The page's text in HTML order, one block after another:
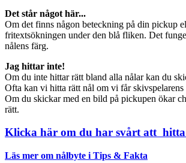
Det står något här...
Om det finns någon beteckning på din pickup
fritextsökningen under den blå fliken. Det
nålens färg.
Jag hittar inte!
Om du inte hittar rätt bland alla nålar kan du
Ofta kan vi hitta rätt nål om vi får
Om du skickar med en bild på pickupen ökar
rätt.
Klicka här om du har svårt att
Läs mer om nålbyte i Tips & Fakta